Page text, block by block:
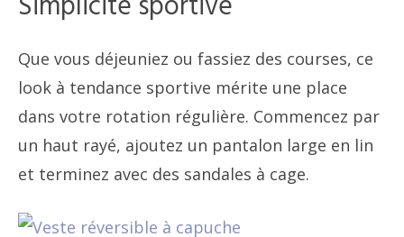
Que vous déjeuniez ou fassiez des courses, ce
look à tendance sportive mérite une place
dans votre rotation régulière. Commencez par
un haut rayé, ajoutez un pantalon large en lin
et terminez avec des sandales à cage.